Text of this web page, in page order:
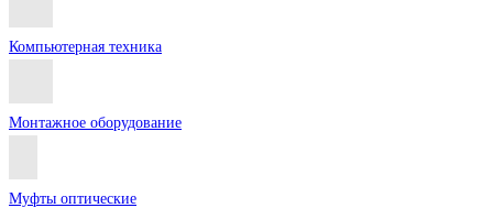
Компьютерная техника
Монтажное оборудование
Муфты оптические